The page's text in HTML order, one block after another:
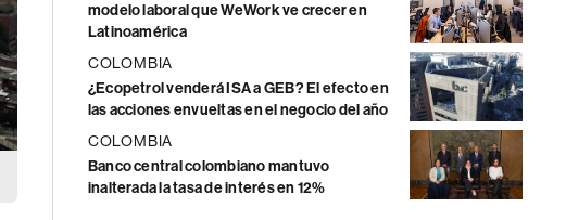
modelo laboral que WeWork ve crecer en
Latinoamérica
COLOMBIA
¿Ecopetrol venderá ISA a GEB? El efecto en
las acciones envueltas en el negocio del año
COLOMBIA
Banco central colombiano mantuvo
inalterada la tasa de interés en 12%